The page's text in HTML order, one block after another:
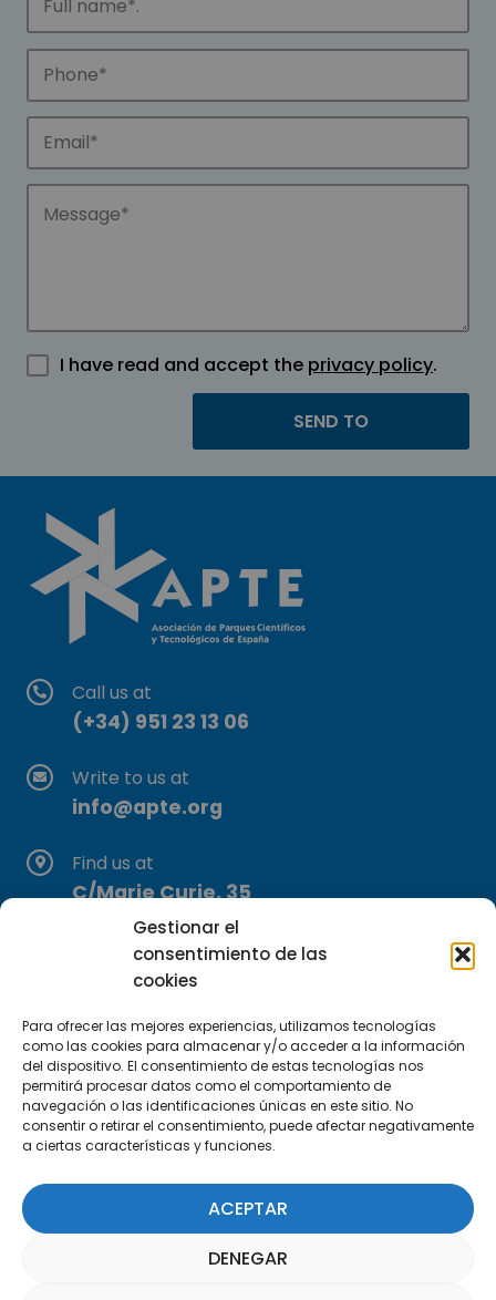
Gestionar el
consentimiento de las
cookies
Para ofrecer las mejores experiencias, utilizamos tecnologías
como las cookies para almacenar y/o acceder a la información
del dispositivo. El consentimiento de estas tecnologías nos
permitirá procesar datos como el comportamiento de
navegación o las identificaciones únicas en este sitio. No
consentir o retirar el consentimiento, puede afectar negativamente
a ciertas características y funciones.
ACEPTAR
DENEGAR
I have read and accept the privacy policy.
Call us at
(+34) 951 23 13 06
Write to us at
info@apte.org
Find us at
C/Marie Curie, 35
29590 Campanillas, Málaga
Subscribe to our Newsletter
SUBSCRIBE HERE